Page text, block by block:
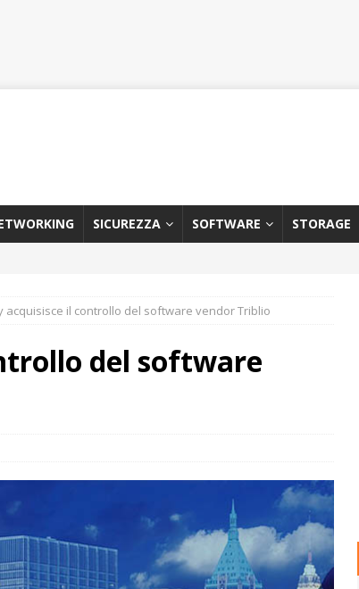
SICUREZZA SOFTWARE STORAGE
acquisisce il controllo del software vendor Triblio
del software